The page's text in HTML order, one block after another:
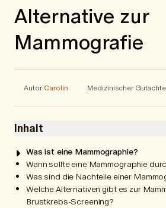
Alternative zur
Mammografie
Autor:Carolin Medizinischer
Inhalt
Was ist eine Mammographie?
Wann sollte eine Mammographie
Was sind die Nachteile einer
Welche Alternativen gibt es zur
Brustkrebs-Screening?